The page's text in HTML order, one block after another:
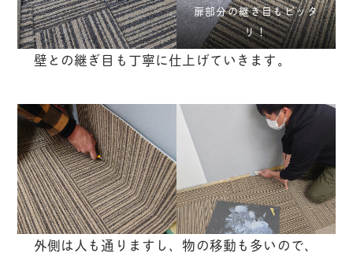
扉部分の継ぎ目もピッタ
リ！
壁との継ぎ目も丁寧に仕上げていきます。
外側は人も通りますし、物の移動も多いので、